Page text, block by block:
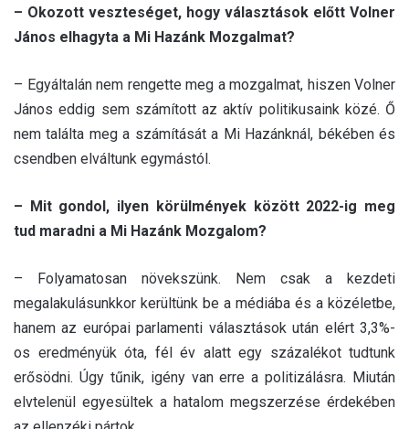
– Okozott veszteséget, hogy választások előtt Volner
János elhagyta a Mi Hazánk Mozgalmat?
– Egyáltalán nem rengette meg a mozgalmat, hiszen Volner
János eddig sem számított az aktív politikusaink közé. Ő
nem találta meg a számítását a Mi Hazánknál, békében és
csendben elváltunk egymástól.
– Mit gondol, ilyen körülmények között 2022-ig meg
tud maradni a Mi Hazánk Mozgalom?
– Folyamatosan növekszünk. Nem csak a kezdeti
megalakulásunkkor kerültünk be a médiába és a közéletbe,
hanem az európai parlamenti választások után elért 3,3%-
os eredményük óta, fél év alatt egy százalékot tudtunk
erősödni. Úgy tűnik, igény van erre a politizálásra. Miután
elvtelenül egyesültek a hatalom megszerzése érdekében